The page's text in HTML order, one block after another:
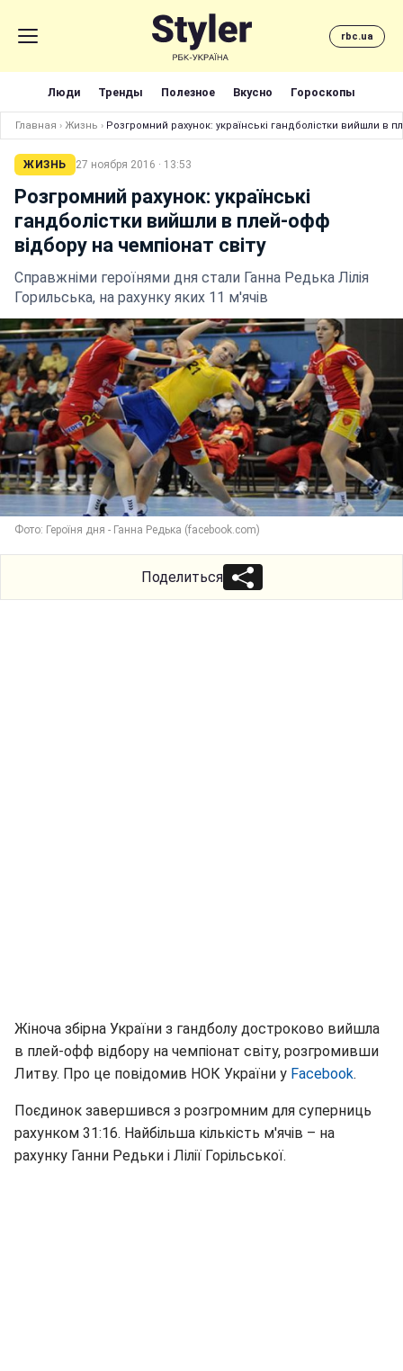
rbc.ua
Люди Тренды Полезное Вкусно Гороскопы
Главная › Жизнь › Розгромний рахунок: українські гандболістки вийшли в
ЖИЗНЬ 27 ноября 2016 · 13:53
Розгромний рахунок: українські
гандболістки вийшли в плей-офф
відбору на чемпіонат світу
Справжніми героїнями дня стали Ганна Редька Лілія
Горильська, на рахунку яких 11 м'ячів
Фото: Героїня дня - Ганна Редька (facebook.com)
Поделиться
Жіноча збірна України з гандболу достроково вийшла
в плей-офф відбору на чемпіонат світу, розгромивши
Литву. Про це повідомив НОК України у Facebook.
Поєдинок завершився з розгромним для суперниць
рахунком 31:16. Найбільша кількість м'ячів – на
рахунку Ганни Редьки і Лілії Горільської.